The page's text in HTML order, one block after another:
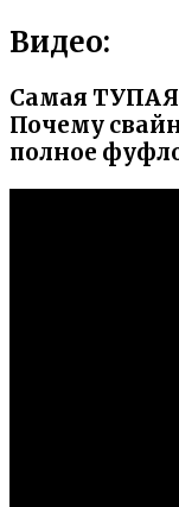
Видео:
Самая ТУПАЯ
Почему
полное